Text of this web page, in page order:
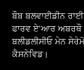
ਬੌਬ ਬਲਵਾਈਡੀਨ
ਫਾਰਵ ਏ'ਆਰ
ਬਲੀਡਲੀਸੀਓ ਮੇਨ
ਕੈਸਨੇਵਿਡ।